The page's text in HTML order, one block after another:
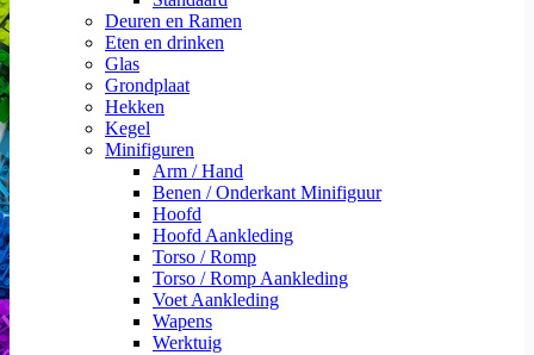
Deuren en Ramen
Eten en drinken
Glas
Grondplaat
Hekken
Kegel
Minifiguren
Arm / Hand
Benen / Onderkant Minifiguur
Hoofd
Hoofd Aankleding
Torso / Romp
Torso / Romp Aankleding
Voet Aankleding
Wapens
Werktuig